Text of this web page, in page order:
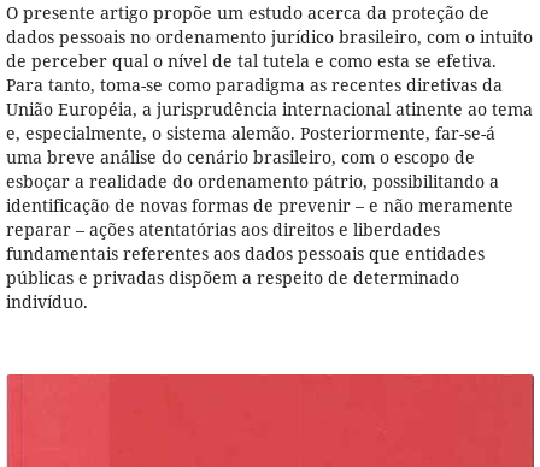
O presente artigo propõe um estudo acerca da proteção de
dados pessoais no ordenamento jurídico brasileiro, com o intuito
de perceber qual o nível de tal tutela e como esta se efetiva.
Para tanto, toma-se como paradigma as recentes diretivas da
União Européia, a jurisprudência internacional atinente ao tema
e, especialmente, o sistema alemão. Posteriormente, far-se-á
uma breve análise do cenário brasileiro, com o escopo de
esboçar a realidade do ordenamento pátrio, possibilitando a
identificação de novas formas de prevenir – e não meramente
reparar – ações atentatórias aos direitos e liberdades
fundamentais referentes aos dados pessoais que entidades
públicas e privadas dispõem a respeito de determinado
indivíduo.